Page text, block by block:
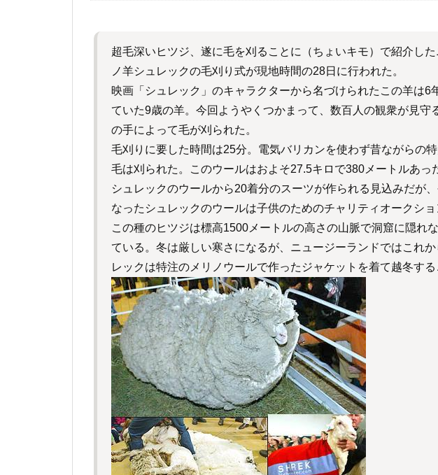
超毛深いヒツジ、遂に毛を刈ることに（ちょいキモ）で紹介し
ノ羊シュレックの毛刈り式が現地時間の28日に行われた。
映画「シュレック」のキャラクターから名づけられたこの羊は6
ていた9歳の羊。今回ようやくつかまって、数百人の観衆が見守
の手によって毛が刈られた。
毛刈りに要した時間は25分。電気バリカンを使わず昔ながらの
毛は刈られた。このウールはおよそ27.5キロで380メートルあっ
シュレックのウールから20着分のスーツが作られる見込みだが
なったシュレックのウールは子供のためのチャリティオークショ
この種のヒツジは標高1500メートルの高さの山脈で洞窟に隠れ
ている。冬は厳しい寒さになるが、ニュージーランドではこれ
レックは特注のメリノウールで作ったジャケットを着て越冬する